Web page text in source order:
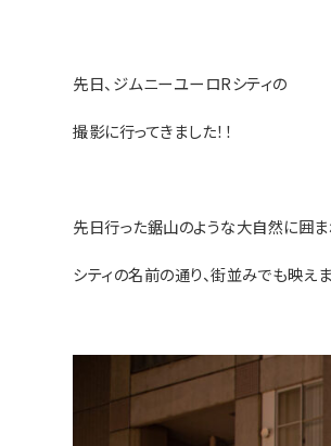
先日、ジムニーユーロRシティの
撮影に行ってきました！！
先日行った鋸山のような大自然に囲
シティの名前の通り、街並みでも映え